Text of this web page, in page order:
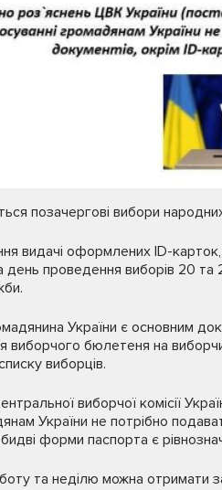
позачергові вибори
видачі оформлених ID-
проведення виборів 20 та
України є основним
виборчого бюлетеня на
виборців.
виборчої комісії
України не потрібно
форми паспорта є
та неділю можна отримати